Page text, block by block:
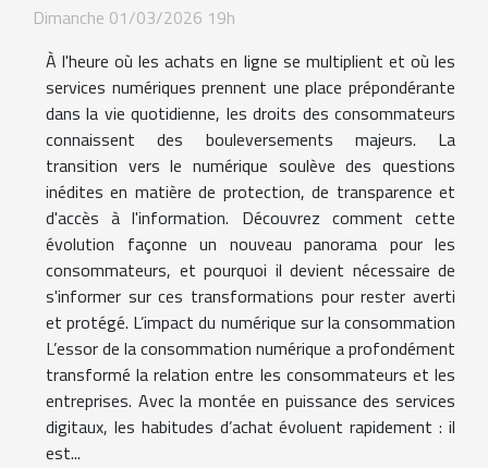
Dimanche 01/03/2026 19h
À l'heure où les achats en ligne se multiplient et où les
services numériques prennent une place prépondérante
dans la vie quotidienne, les droits des consommateurs
connaissent des bouleversements majeurs. La
transition vers le numérique soulève des questions
inédites en matière de protection, de transparence et
d'accès à l'information. Découvrez comment cette
évolution façonne un nouveau panorama pour les
consommateurs, et pourquoi il devient nécessaire de
s'informer sur ces transformations pour rester averti
et protégé. L’impact du numérique sur la consommation
L’essor de la consommation numérique a profondément
transformé la relation entre les consommateurs et les
entreprises. Avec la montée en puissance des services
digitaux, les habitudes d’achat évoluent rapidement : il
est...